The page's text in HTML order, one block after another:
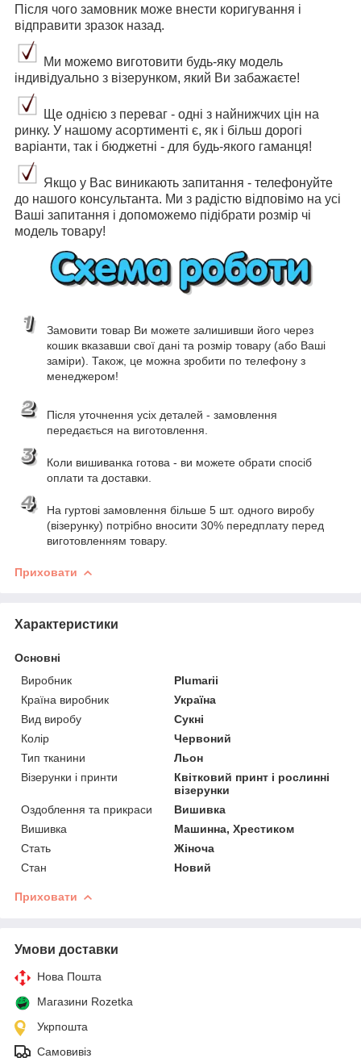
Після чого замовник може внести коригування і
відправити зразок назад.
Ми можемо виготовити будь-яку модель
індивідуально з візерунком, який Ви забажаєте!
Ще однією з переваг - одні з найнижчих цін на
ринку. У нашому асортименті є, як і більш дорогі
варіанти, так і бюджетні - для будь-якого гаманця!
Якщо у Вас виникають запитання - телефонуйте
до нашого консультанта. Ми з радістю відповімо на усі
Ваші запитання і допоможемо підібрати розмір чі
модель товару!
Замовити товар Ви можете залишивши його через
кошик вказавши свої дані та розмір товару (або Ваші
заміри). Також, це можна зробити по телефону з
менеджером!
Після уточнення усіх деталей - замовлення
передається на виготовлення.
Коли вишиванка готова - ви можете обрати спосіб
оплати та доставки.
На гуртові замовлення більше 5 шт. одного виробу
(візерунку) потрібно вносити 30% передплату перед
виготовленням товару.
Приховати
Характеристики
Основні
Виробник
Plumarii
Країна виробник
Україна
Вид виробу
Сукні
Колір
Червоний
Тип тканини
Льон
Візерунки і принти
Квітковий принт і рослинні
візерунки
Оздоблення та прикраси
Вишивка
Вишивка
Машинна, Хрестиком
Стать
Жіноча
Стан
Новий
Приховати
Умови доставки
Нова Пошта
Магазини Rozetka
Укрпошта
Самовивіз